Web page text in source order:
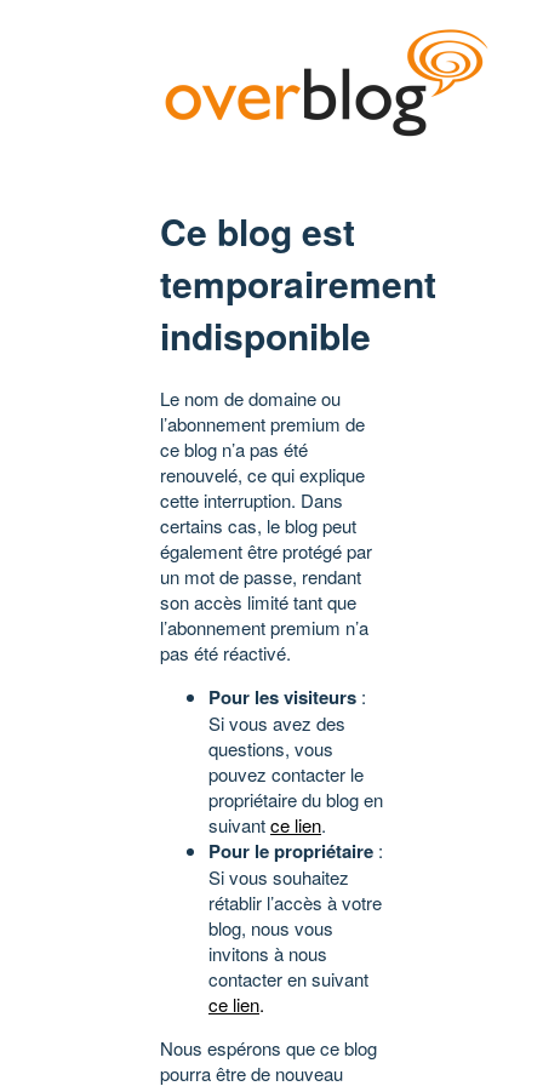
Ce blog est
temporairement
indisponible
Le nom de domaine ou
l’abonnement premium de
ce blog n’a pas été
renouvelé, ce qui explique
cette interruption. Dans
certains cas, le blog peut
également être protégé par
un mot de passe, rendant
son accès limité tant que
l’abonnement premium n’a
pas été réactivé.
Pour les visiteurs :
Si vous avez des
questions, vous
pouvez contacter le
propriétaire du blog en
suivantce lien.
Pour le propriétaire :
Si vous souhaitez
rétablir l’accès à votre
blog, nous vous
invitons à nous
contacter en suivant
ce lien.
Nous espérons que ce blog
pourra être de nouveau